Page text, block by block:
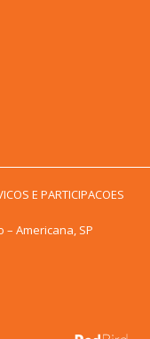
E PARTICIPACOES
– Americana, SP